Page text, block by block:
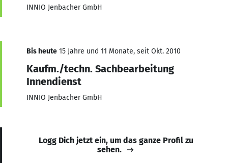
INNIO Jenbacher GmbH
Bis heute 15 Jahre und 11 Monate, seit Okt. 2010
Kaufm./techn. Sachbearbeitung
Innendienst
INNIO Jenbacher GmbH
Logg Dich jetzt ein, um das ganze Profil zu
sehen.